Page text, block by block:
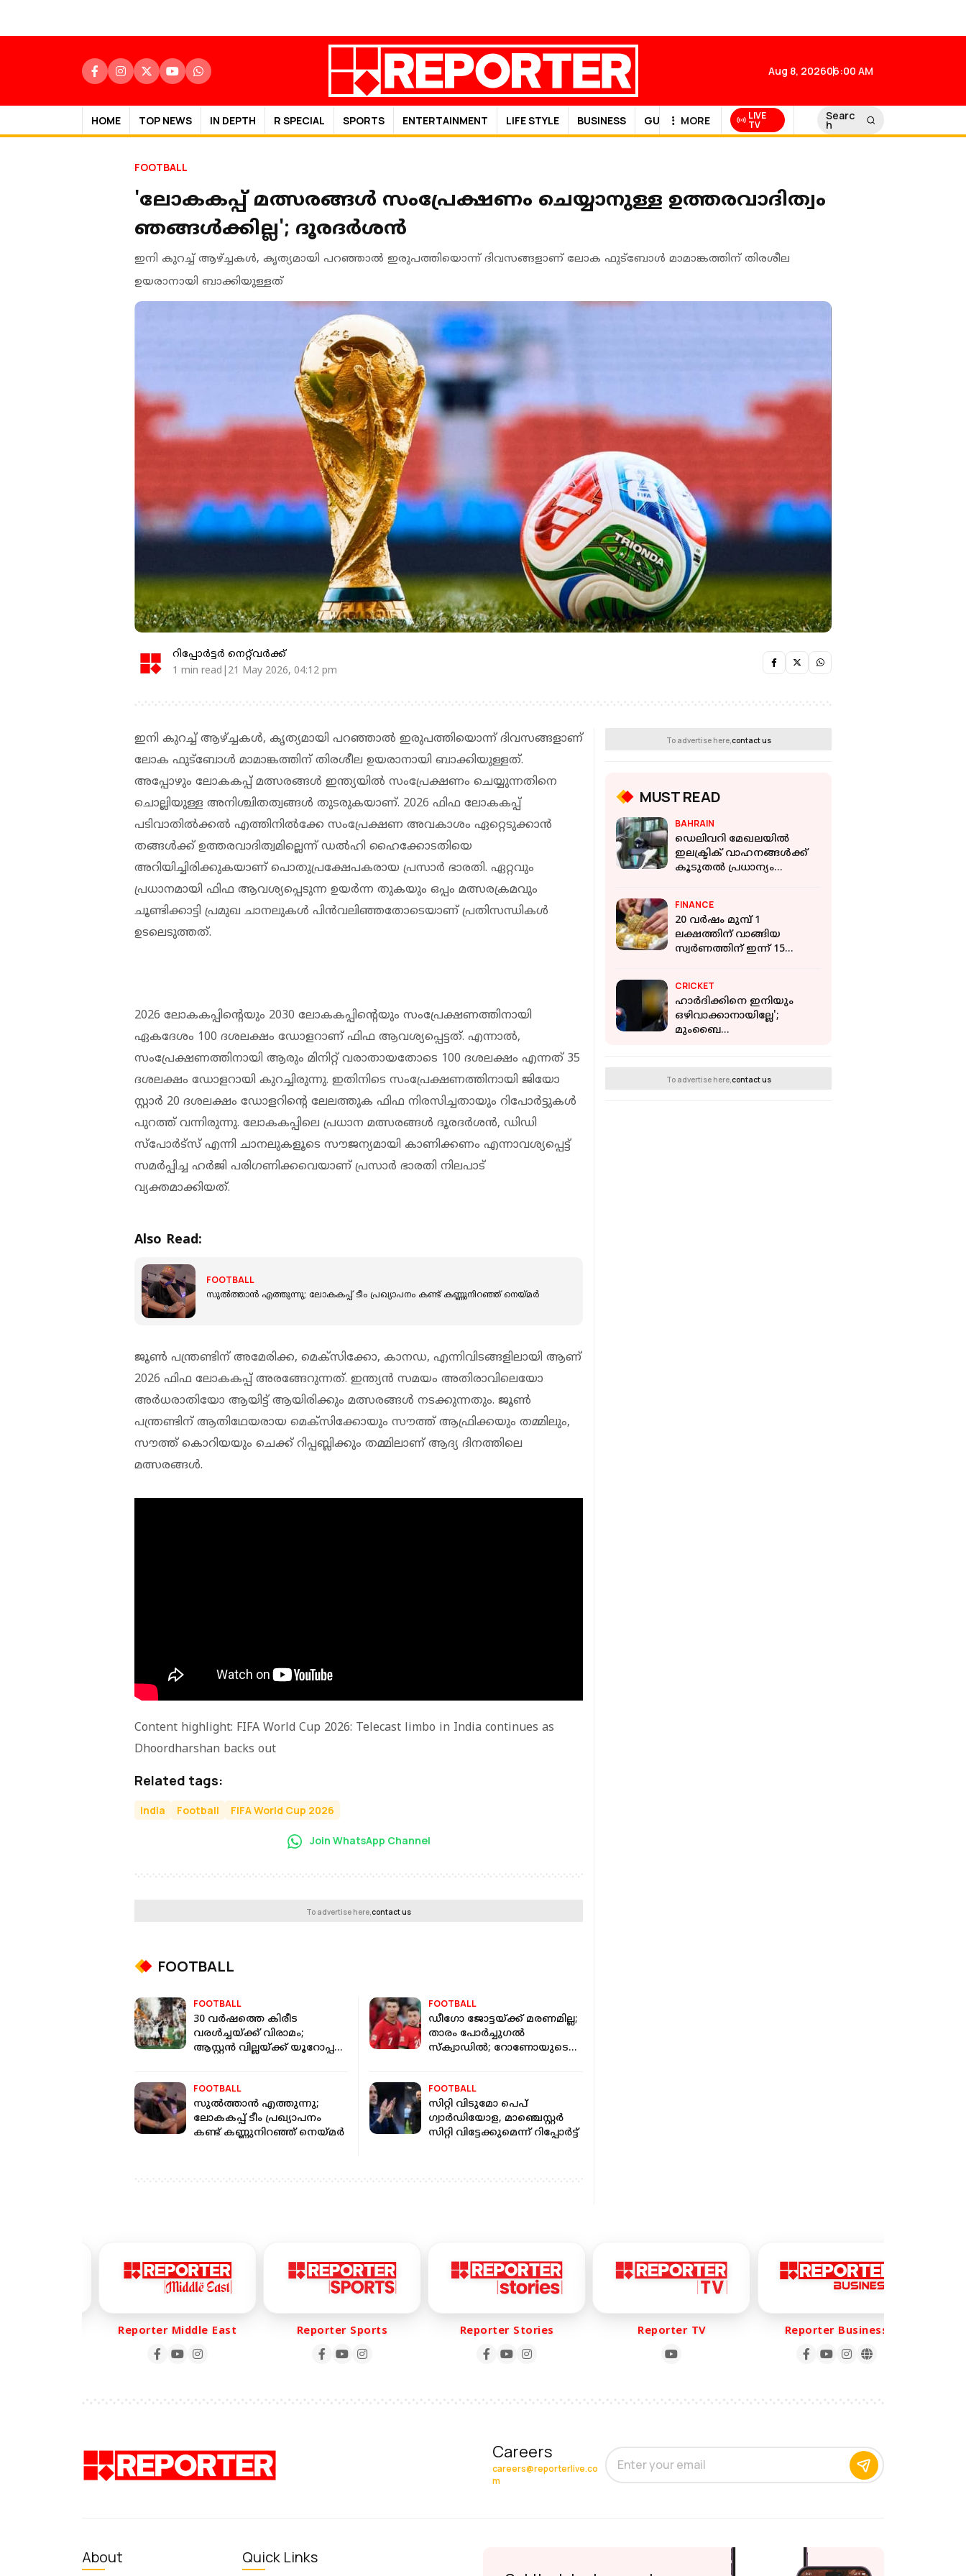
Aug 8, 202606:00 AM
HOME TOP NEWS IN DEPTH R SPECIAL SPORTS ENTERTAINMENT LIFE STYLE BUSINESS GULF NEWS
MORE LIVE
TV
Searc
h
FOOTBALL
'ലോകകപ്പ് മത്സരങ്ങൾ സംപ്രേക്ഷണം ചെയ്യാനുള്ള ഉത്തരവാദിത്വം
ഞങ്ങൾക്കില്ല'; ദൂരദർശൻ
ഇനി കുറച്ച് ആഴ്ച്ചകൾ, കൃത്യമായി പറഞ്ഞാൽ ഇരുപത്തിയൊന്ന് ദിവസങ്ങളാണ് ലോക ഫുട്ബോൾ മാമാങ്കത്തിന് തിരശീല
ഉയരാനായി ബാക്കിയുള്ളത്
റിപ്പോർട്ടർ നെറ്റ്‌വര്‍ക്ക്‌
1 min read|21 May 2026, 04:12 pm
ഇനി കുറച്ച് ആഴ്ച്ചകൾ, കൃത്യമായി പറഞ്ഞാൽ ഇരുപത്തിയൊന്ന് ദിവസങ്ങളാണ്
ലോക ഫുട്ബോൾ മാമാങ്കത്തിന് തിരശീല ഉയരാനായി ബാക്കിയുള്ളത്.
അപ്പോഴും ലോകകപ്പ് മത്സരങ്ങൾ ഇന്ത്യയിൽ സംപ്രേക്ഷണം ചെയ്യുന്നതിനെ
ചൊല്ലിയുള്ള അനിശ്ചിതത്വങ്ങൾ തുടരുകയാണ്. 2026 ഫിഫ ലോകകപ്പ്
പടിവാതിൽക്കൽ എത്തിനിൽക്കേ സംപ്രേക്ഷണ അവകാശം ഏറ്റെടുക്കാൻ
തങ്ങൾക്ക് ഉത്തരവാദിത്വമില്ലെന്ന് ഡൽഹി ഹൈക്കോടതിയെ
അറിയിച്ചിരിക്കുകയാണ് പൊതുപ്രക്ഷേപകരായ പ്രസാർ ഭാരതി. ഏറ്റവും
പ്രധാനമായി ഫിഫ ആവശ്യപ്പെടുന്ന ഉയർന്ന തുകയും ഒപ്പം മത്സരക്രമവും
ചൂണ്ടിക്കാട്ടി പ്രമുഖ ചാനലുകൾ പിൻവലിഞ്ഞതോടെയാണ് പ്രതിസന്ധികൾ
ഉടലെടുത്തത്.
2026 ലോകകപ്പിന്റെയും 2030 ലോകകപ്പിന്റെയും സംപ്രേക്ഷണത്തിനായി
ഏകദേശം 100 ദശലക്ഷം ഡോളറാണ് ഫിഫ ആവശ്യപ്പെട്ടത്. എന്നാൽ,
സംപ്രേക്ഷണത്തിനായി ആരും മിനിറ്റ് വരാതായതോടെ 100 ദശലക്ഷം എന്നത് 35
ദശലക്ഷം ഡോളറായി കുറച്ചിരുന്നു. ഇതിനിടെ സംപ്രേക്ഷണത്തിനായി ജിയോ
സ്റ്റാർ 20 ദശലക്ഷം ഡോളറിന്റെ ലേലത്തുക ഫിഫ നിരസിച്ചതായും റിപോർട്ടുകൾ
പുറത്ത് വന്നിരുന്നു. ലോകകപ്പിലെ പ്രധാന മത്സരങ്ങൾ ദൂരദർശൻ, ഡിഡി
സ്‌പോർട്‌സ് എന്നി ചാനലുകളൂടെ സൗജന്യമായി കാണിക്കണം എന്നാവശ്യപ്പെട്ട്
സമർപ്പിച്ച ഹർജി പരിഗണിക്കവെയാണ് പ്രസാർ ഭാരതി നിലപാട്
വ്യക്തമാക്കിയത്.
Also Read:
FOOTBALL
സുൽത്താൻ എത്തുന്നു; ലോകകപ്പ് ടീം പ്രഖ്യാപനം കണ്ട് കണ്ണുനിറഞ്ഞ് നെയ്‌മർ
ജൂൺ പന്ത്രണ്ടിന് അമേരിക്ക, മെക്സിക്കോ, കാനഡ, എന്നിവിടങ്ങളിലായി ആണ്
2026 ഫിഫ ലോകകപ്പ് അരങ്ങേറുന്നത്. ഇന്ത്യൻ സമയം അതിരാവിലെയോ
അർധരാതിയോ ആയിട്ട് ആയിരിക്കും മത്സരങ്ങൾ നടക്കുന്നതും. ജൂൺ
പന്ത്രണ്ടിന് ആതിഥേയരായ മെക്സിക്കോയും സൗത്ത് ആഫ്രിക്കയും തമ്മിലും,
സൗത്ത് കൊറിയയും ചെക്ക് റിപ്പബ്ലിക്കും തമ്മിലാണ് ആദ്യ ദിനത്തിലെ
മത്സരങ്ങൾ.
Content highlight: FIFA World Cup 2026: Telecast limbo in India continues as
Dhoordharshan backs out
Related tags:
India Football FIFA World Cup 2026
Join WhatsApp Channel
To advertise here,contact us
FOOTBALL
FOOTBALL
30 വര്‍ഷത്തെ കിരീട
വരള്‍ച്ചയ്ക്ക് വിരാമം;
ആസ്റ്റന്‍ വില്ലയ്ക്ക് യൂറോപ്പ
FOOTBALL
ഡീഗോ ജോട്ടയ്ക്ക് മരണമില്ല;
താരം പോർച്ചുഗൽ
സ്‌ക്വാഡിൽ; റോണോയുടെ
FOOTBALL
സുൽത്താൻ എത്തുന്നു;
ലോകകപ്പ് ടീം പ്രഖ്യാപനം
കണ്ട് കണ്ണുനിറഞ്ഞ് നെയ്‌മർ
FOOTBALL
സിറ്റി വിടുമോ പെപ്
ഗ്വാര്‍ഡിയോള, മാഞ്ചെസ്റ്റര്‍
സിറ്റി വിട്ടേക്കുമെന്ന് റിപ്പോർട്ട്
To advertise here, contact us
MUST READ
BAHRAIN
ഡെലിവറി മേഖലയില്‍
ഇലക്ട്രിക് വാഹനങ്ങള്‍ക്ക്
കൂടുതൽ പ്രധാന്യം
ബഹ്റൈൻ
FINANCE
20 വർഷം മുമ്പ് 1
ലക്ഷത്തിന് വാങ്ങിയ
സ്വർണത്തിന് ഇന്ന് 15
നല്‍കിയത് ഓഹരി
CRICKET
ഹാർദിക്കിനെ ഇനിയും
ഒഴിവാക്കാനായില്ലേ';
മുംബൈ
To advertise here, contact us
Reporter Middle East Reporter Sports Reporter Stories Reporter TV Reporter Business
Careers
careers@reporterlive.co
m
About
Quick Links